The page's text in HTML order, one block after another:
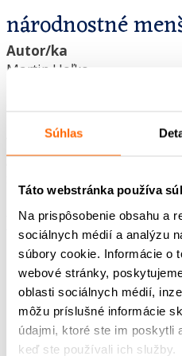
Súhlas
Táto webstránka používa
Na prispôsobenie obsahu a
sociálnych médií a analýzu
súbory cookie. Informácie o
webové stránky,
oblasti sociálnych médií,
môžu príslušné informácie
údajmi, ktoré ste im poskytli
keď ste používali ich služby.
národnostné
Autor/ka
Martin Hoľko
Grafický dizajn
Viktória Bitterová
Autorský tím – podcast
Na stiahnutie:
Pracovný list pre SŠ